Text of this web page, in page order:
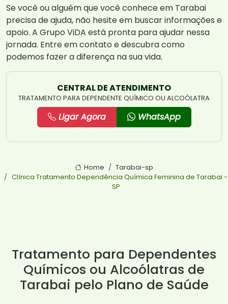
Se você ou alguém que você conhece em Tarabai
precisa de ajuda, não hesite em buscar informações e
apoio. A Grupo ViDA está pronta para ajudar nessa
jornada. Entre em contato e descubra como
podemos fazer a diferença na sua vida.
CENTRAL DE ATENDIMENTO
TRATAMENTO PARA DEPENDENTE QUÍMICO OU ALCOÓLATRA
Ligar Agora WhatsApp
Home
Tarabai-sp
Clínica Tratamento Dependência Química Feminina de Tarabai -
SP
Tratamento para Dependentes
Químicos ou Alcoólatras de
Tarabai pelo Plano de Saúde